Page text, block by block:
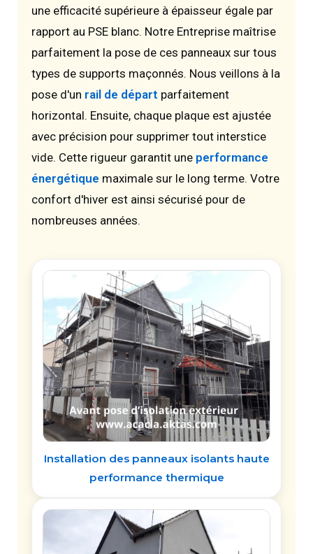
une efficacité supérieure à épaisseur égale par
rapport au PSE blanc. Notre Entreprise maîtrise
parfaitement la pose de ces panneaux sur tous
types de supports maçonnés. Nous veillons à la
pose d'un rail de départ parfaitement
horizontal. Ensuite, chaque plaque est ajustée
avec précision pour supprimer tout interstice
vide. Cette rigueur garantit une performance
énergétique maximale sur le long terme. Votre
confort d'hiver est ainsi sécurisé pour de
nombreuses années.
Installation des panneaux isolants haute
performance thermique